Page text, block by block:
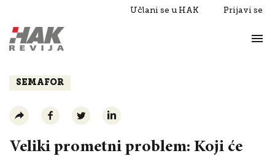
Učlani se u HAK Prijavi se
Razgovori
SEMAFOR
Veliki prometni problem: Koji će